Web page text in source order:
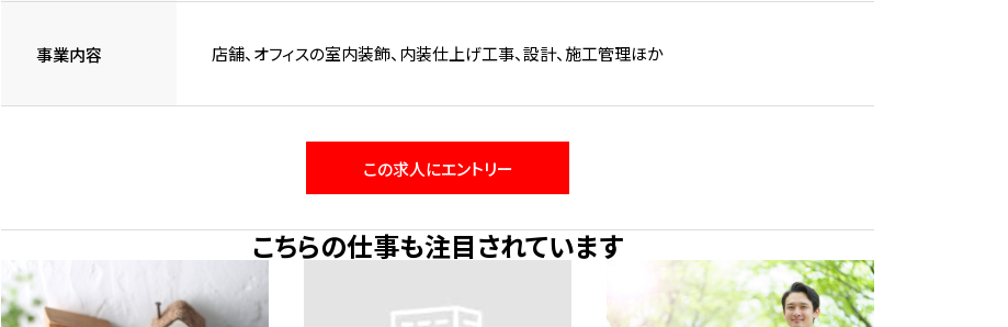
事業内容 店舗、オフィスの室内装飾、内装仕上げ工事、設計、施工管理ほか
この求人にエントリー
こちらの仕事も注目されています